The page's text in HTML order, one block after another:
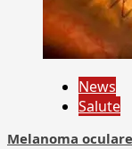
News
Salute
Melanoma